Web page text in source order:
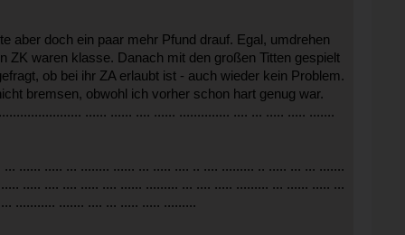
aber doch ein paar mehr Pfund drauf. Egal, umdrehen
ZK waren klasse. Danach mit den großen Titten gespielt
ob bei ihr ZA erlaubt ist - auch wieder kein Problem.
bremsen, obwohl ich vorher schon hart genug war.
...... ...... .... ...... .............. .... ... ..... ..... .......
...... ..... ... ........ ...... ... ..... .... .. .... ......... .. ..... ... ... .......
..... .... .... ..... .... ...... ......... ... .... ..... ......... ... ...... ..... ...
........... ....... .... ... ..... ..... .........